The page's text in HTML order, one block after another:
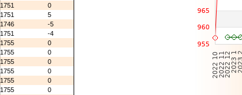
1751
0
1751
5
1746
-5
1751
-4
1755
0
1755
0
1755
0
1755
0
1755
0
1755
0